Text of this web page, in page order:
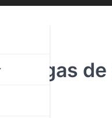
vagas